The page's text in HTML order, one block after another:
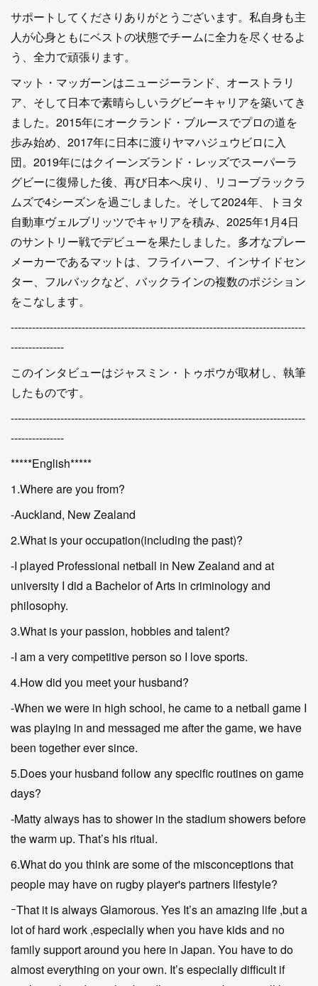
サポートしてくださりありがとうございます。私自身も主
人が心身ともにベストの状態でチームに全力を尽くせるよ
う、全力で頑張ります。
マット・マッガーンはニュージーランド、オーストラリ
ア、そして日本で素晴らしいラグビーキャリアを築いてき
ました。2015年にオークランド・ブルースでプロの道を
歩み始め、2017年に日本に渡りヤマハジュウビロに入
団。2019年にはクイーンズランド・レッズでスーパーラ
グビーに復帰した後、再び日本へ戻り、リコーブラックラ
ムズで4シーズンを過ごしました。そして2024年、トヨタ
自動車ヴェルブリッツでキャリアを積み、2025年1月4日
のサントリー戦でデビューを果たしました。多才なプレー
メーカーであるマットは、フライハーフ、インサイドセン
ター、フルバックなど、バックラインの複数のポジション
をこなします。
-----------------------------------------------------------------------------------
---------------
このインタビューはジャスミン・トゥポウが取材し、執筆
したものです。
-----------------------------------------------------------------------------------
---------------
*****English*****
1.Where are you from?
-Auckland, New Zealand
2.What is your occupation(including the past)?
-I played Professional netball in New Zealand and at
university I did a Bachelor of Arts in criminology and
philosophy.
3.What is your passion, hobbies and talent?
-I am a very competitive person so I love sports.
4.How did you meet your husband?
-When we were in high school, he came to a netball game I
was playing in and messaged me after the game, we have
been together ever since.
5.Does your husband follow any specific routines on game
days?
-Matty always has to shower in the stadium showers before
the warm up. That’s his ritual.
6.What do you think are some of the misconceptions that
people may have on rugby player's partners lifestyle?
ｰThat it is always Glamorous. Yes It’s an amazing life ,but a
lot of hard work ,especially when you have kids and no
family support around you here in Japan. You have to do
almost everything on your own. It’s especially difficult if